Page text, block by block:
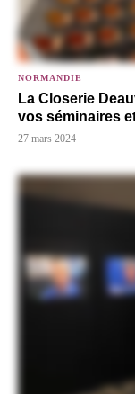
NORMANDIE
La Closerie
vos séminaires
27 mars 2024